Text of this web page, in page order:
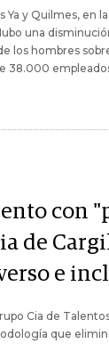
Ya y Quilmes, en
una
los hombres
38.000
con
de
e
Cia de
que